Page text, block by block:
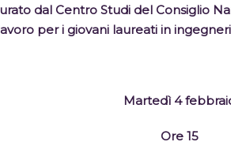
dal Centro Studi del Consiglio
per i giovani laureati in
Martedì 4
Ore 15